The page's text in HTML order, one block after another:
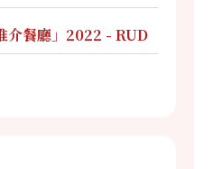
介餐廳」2022 - RUD